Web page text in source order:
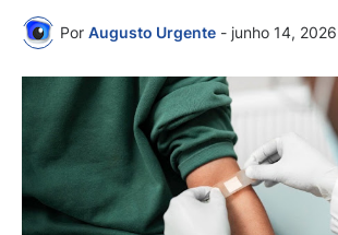
Por Augusto Urgente - junho 14, 2026